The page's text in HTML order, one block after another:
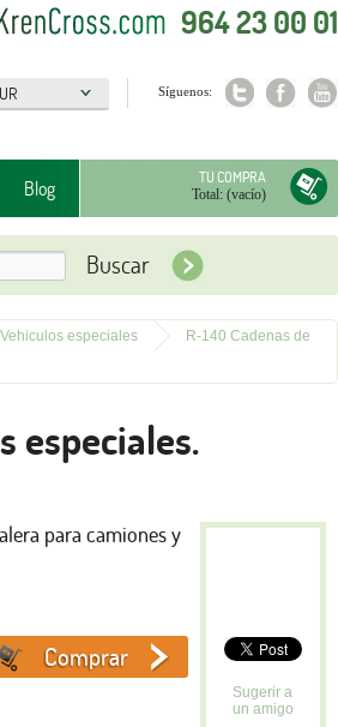
964 23 00 01
Síguenos:
TU COMPRA
Total: (vacío)
Blog
especiales
R-140 Cadenas de
especiales.
para camiones y
Sugerir a
un amigo